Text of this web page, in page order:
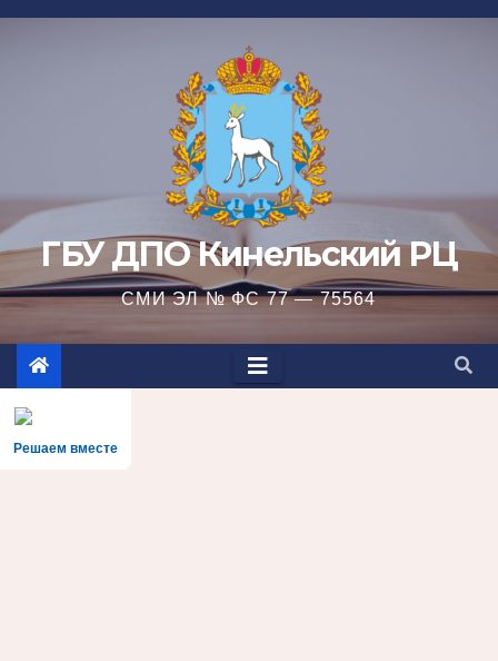
Перейти
ГБУ ДПО Кинельский РЦ
СМИ ЭЛ № ФС 77 — 75564
Решаем вместе